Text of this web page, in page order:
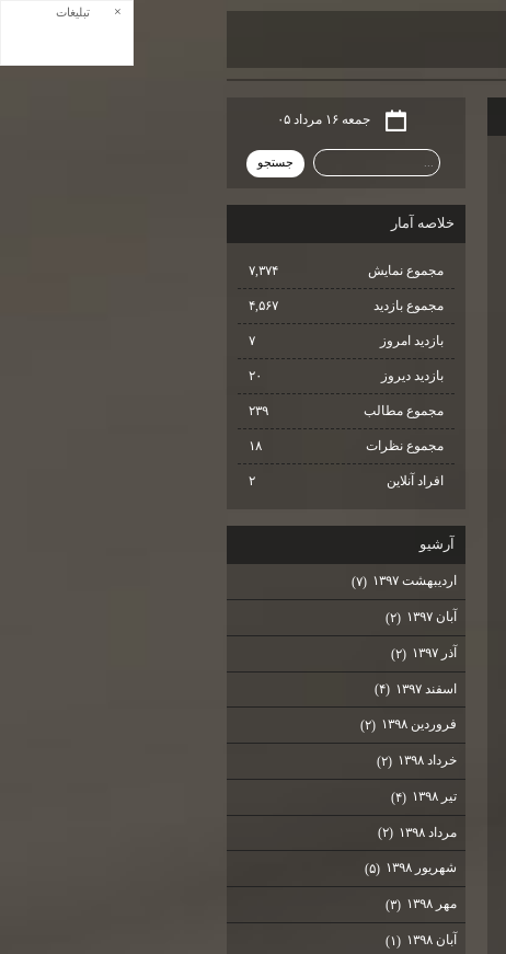
جمعه ۱۶ مرداد ۰۵
خلاصه آمار
مجموع نمایش‌ ۷,۳۷۴
مجموع بازدید ۴,۵۶۷
بازدید امروز ۷
بازدید دیروز ۲۰
مجموع مطالب ۲۳۹
مجموع نظرات ۱۸
افراد آنلاین ۲
آرشيو
اردیبهشت ۱۳۹۷ (۷)
آبان ۱۳۹۷ (۲)
آذر ۱۳۹۷ (۲)
اسفند ۱۳۹۷ (۴)
فروردین ۱۳۹۸ (۲)
خرداد ۱۳۹۸ (۲)
تیر ۱۳۹۸ (۴)
مرداد ۱۳۹۸ (۲)
شهریور ۱۳۹۸ (۵)
مهر ۱۳۹۸ (۳)
آبان ۱۳۹۸ (۱)
تبلیغات ×